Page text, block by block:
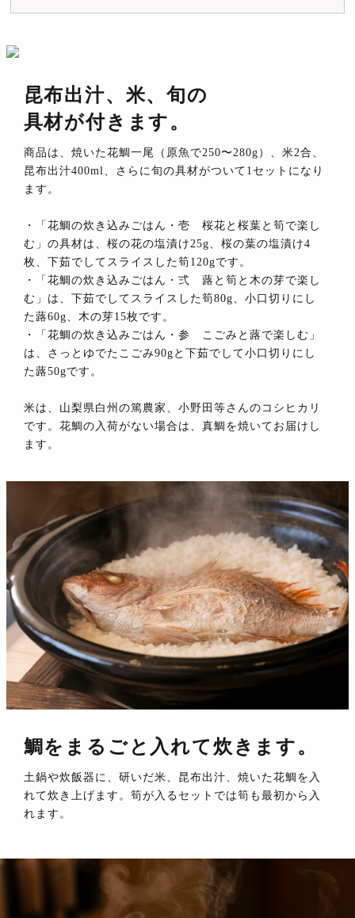
昆布出汁、米、旬の
具材が付きます。
商品は、焼いた花鯛一尾（原魚で250〜280g）、米2合、
昆布出汁400ml、さらに旬の具材がついて1セットになり
ます。
・「花鯛の炊き込みごはん・壱 桜花と桜葉と筍で楽し
む」の具材は、桜の花の塩漬け25g、桜の葉の塩漬け4
枚、下茹でしてスライスした筍120gです。
・「花鯛の炊き込みごはん・弍 蕗と筍と木の芽で楽し
む」は、下茹でしてスライスした筍80g、小口切りにし
た蕗60g、木の芽15枚です。
・「花鯛の炊き込みごはん・参 こごみと蕗で楽しむ」
は、さっとゆでたこごみ90gと下茹でして小口切りにし
た蕗50gです。
米は、山梨県白州の篤農家、小野田等さんのコシヒカリ
です。花鯛の入荷がない場合は、真鯛を焼いてお届けし
ます。
鯛をまるごと入れて炊きます。
土鍋や炊飯器に、研いだ米、昆布出汁、焼いた花鯛を入
れて炊き上げます。筍が入るセットでは筍も最初から入
れます。